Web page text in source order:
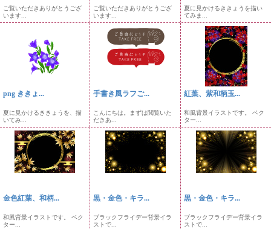
ご覧いただきありがとうござ
います...
ご覧いただきありがとうござ
います...
夏に見かけるききょうを描い
てみま...
png ききょ...
夏に見かけるききょうを、描
いてみ...
手書き風ラフご...
こんにちは。まずは閲覧いた
だきあ...
紅葉、紫和柄玉...
和風背景イラストです。 ベク
ター...
金色紅葉、和柄...
和風背景イラストです。 ベク
ター...
黒・金色・キラ...
ブラックフライデー背景イラ
ストで...
黒・金色・キラ...
ブラックフライデー背景イラ
ストで...